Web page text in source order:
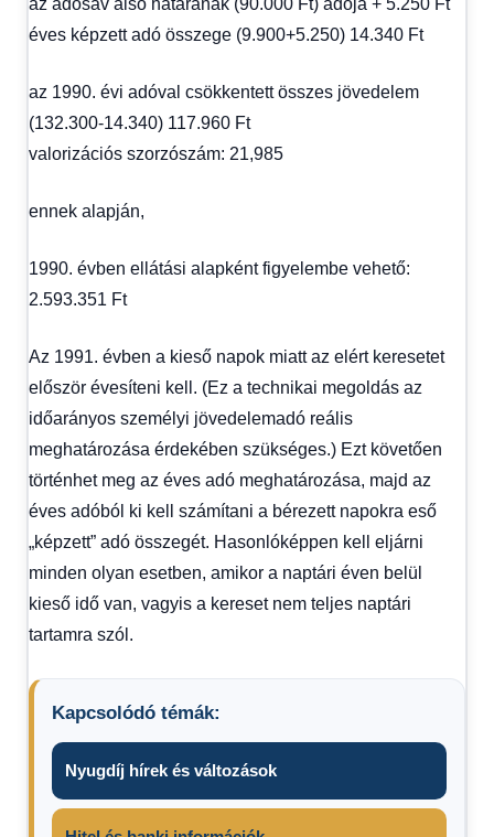
éves képzett adó összege (9.900+5.250) 14.340 Ft
az 1990. évi adóval csökkentett összes jövedelem
(132.300-14.340) 117.960 Ft
valorizációs szorzószám: 21,985
ennek alapján,
1990. évben ellátási alapként figyelembe vehető:
2.593.351 Ft
Az 1991. évben a kieső napok miatt az elért keresetet
először évesíteni kell. (Ez a technikai megoldás az
időarányos személyi jövedelemadó reális
meghatározása érdekében szükséges.) Ezt követően
történhet meg az éves adó meghatározása, majd az
éves adóból ki kell számítani a bérezett napokra eső
„képzett” adó összegét. Hasonlóképpen kell eljárni
minden olyan esetben, amikor a naptári éven belül
kieső idő van, vagyis a kereset nem teljes naptári
tartamra szól.
Kapcsolódó témák:
Nyugdíj hírek és változások